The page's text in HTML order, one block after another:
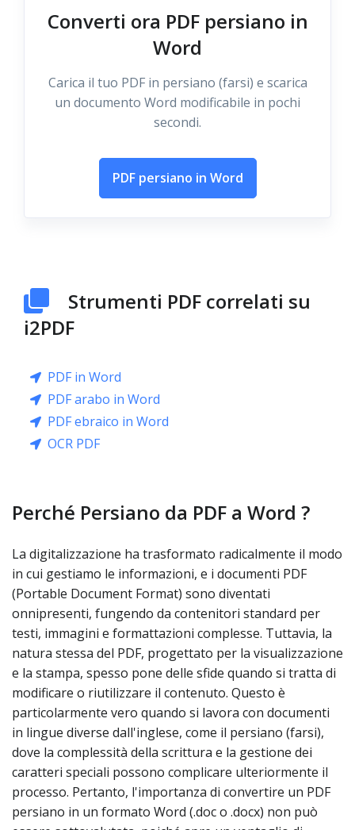
Converti ora PDF persiano in
Word
Carica il tuo PDF in persiano (farsi) e scarica
un documento Word modificabile in pochi
secondi.
PDF persiano in Word
Strumenti PDF correlati su
i2PDF
PDF in Word
PDF arabo in Word
PDF ebraico in Word
OCR PDF
Perché Persiano da PDF a Word ?
La digitalizzazione ha trasformato radicalmente il modo
in cui gestiamo le informazioni, e i documenti PDF
(Portable Document Format) sono diventati
onnipresenti, fungendo da contenitori standard per
testi, immagini e formattazioni complesse. Tuttavia, la
natura stessa del PDF, progettato per la visualizzazione
e la stampa, spesso pone delle sfide quando si tratta di
modificare o riutilizzare il contenuto. Questo è
particolarmente vero quando si lavora con documenti
in lingue diverse dall'inglese, come il persiano (farsi),
dove la complessità della scrittura e la gestione dei
caratteri speciali possono complicare ulteriormente il
processo. Pertanto, l'importanza di convertire un PDF
persiano in un formato Word (.doc o .docx) non può